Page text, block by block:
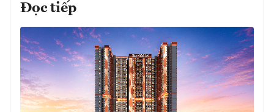
Đọc tiếp